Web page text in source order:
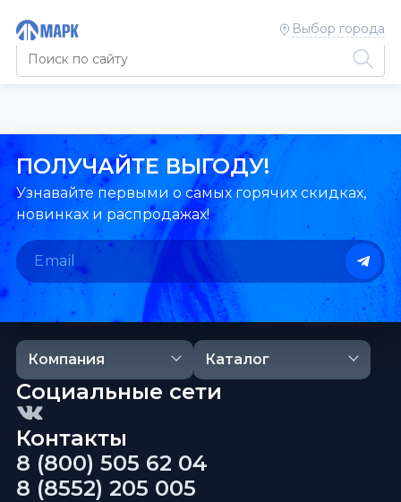
Выбор города
ПОЛУЧАЙТЕ ВЫГОДУ!
Узнавайте первыми о самых горячих скидках,
новинках и распродажах!
Компания Каталог
Контакты
8 (800) 505 62 04
8 (8552) 205 005
Социальные сети